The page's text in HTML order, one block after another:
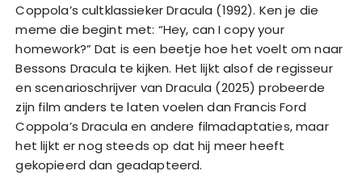
Coppola’s cultklassieker Dracula (1992). Ken je die
meme die begint met: “Hey, can I copy your
homework?” Dat is een beetje hoe het voelt om naar
Bessons Dracula te kijken. Het lijkt alsof de regisseur
en scenarioschrijver van Dracula (2025) probeerde
zijn film anders te laten voelen dan Francis Ford
Coppola’s Dracula en andere filmadaptaties, maar
het lijkt er nog steeds op dat hij meer heeft
gekopieerd dan geadapteerd.